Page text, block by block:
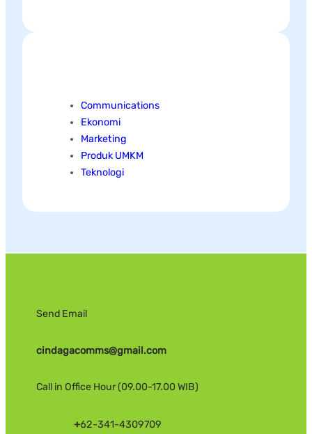
Communications
Ekonomi
Marketing
Produk UMKM
Teknologi
Send Email
cindagacomms@gmail.com
Call in Office Hour (09.00-17.00 WIB)
+62-341-4309709